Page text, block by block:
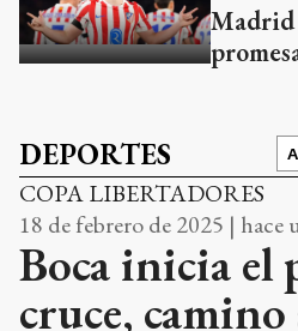
Madrid
DEPORTES
COPA LIBERTADORES
18 de febrero de 2025 | hace
Boca inicia el
cruce, camino